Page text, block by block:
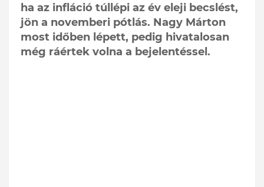
ha az infláció túllépi az év eleji becslést,
jön a novemberi pótlás. Nagy Márton
most időben lépett, pedig hivatalosan
még ráértek volna a bejelentéssel.